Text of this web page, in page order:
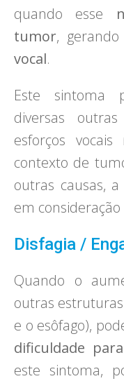
quando esse
tumor, gerando
vocal.
Este sintoma
diversas
esforços
contexto de
outras causas,
em
Disfagia /
Quando o
outras
e o esôfago),
dificuldade
este sintoma,